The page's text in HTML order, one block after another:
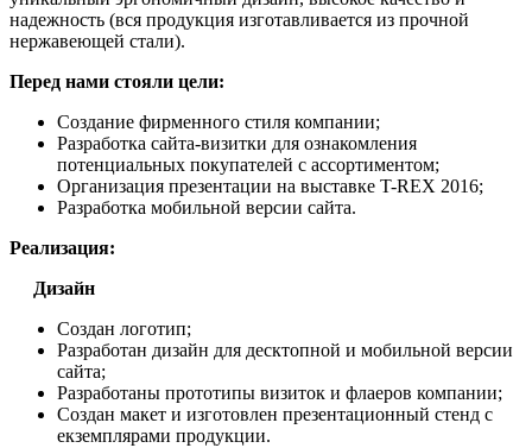
надежность (вся продукция изготавливается из прочной
нержавеющей стали).
Перед нами стояли цели:
Создание фирменного стиля компании;
Разработка сайта-визитки для ознакомления
потенциальных покупателей с ассортиментом;
Организация презентации на выставке T-REX 2016;
Разработка мобильной версии сайта.
Реализация:
Дизайн
Создан логотип;
Разработан дизайн для десктопной и мобильной версии
сайта;
Разработаны прототипы визиток и флаеров компании;
Создан макет и изготовлен презентационный стенд с
екземплярами продукции.